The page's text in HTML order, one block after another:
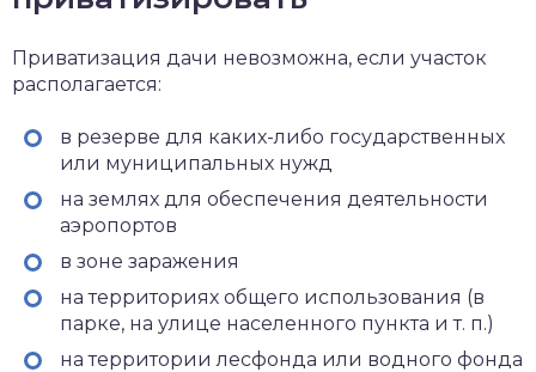
Приватизация дачи невозможна, если участок
располагается:
в резерве для каких-либо государственных
или муниципальных нужд
на землях для обеспечения деятельности
аэропортов
в зоне заражения
на территориях общего использования (в
парке, на улице населенного пункта и т. п.)
на территории лесфонда или водного фонда